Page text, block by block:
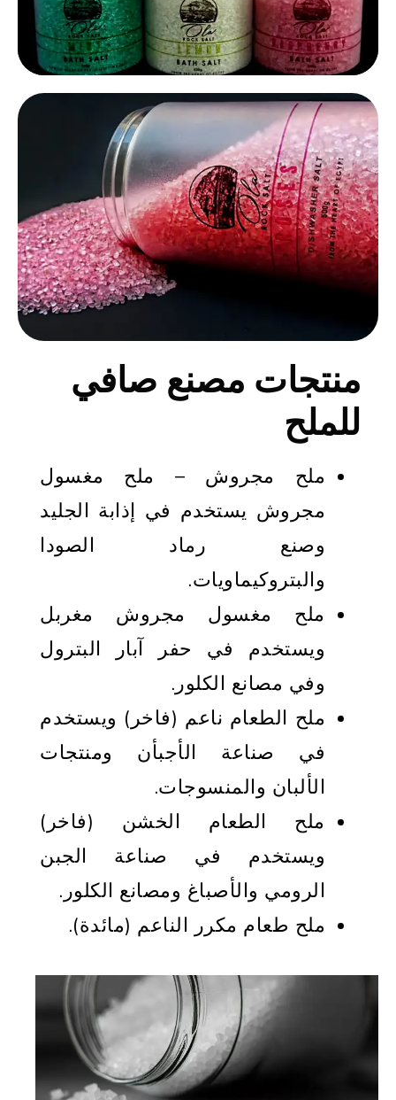
منتجات مصنع صافي
للملح
ملح مجروش – ملح مغسول
مجروش يستخدم في إذابة الجليد
وصنع رماد الصودا
والبتروكيماويات.
ملح مغسول مجروش مغربل
ويستخدم في حفر آبار البترول
وفي مصانع الكلور.
ملح الطعام ناعم (فاخر) ويستخدم
في صناعة الأجبأن ومنتجات
الألبان والمنسوجات.
ملح الطعام الخشن (فاخر)
ويستخدم في صناعة الجبن
الرومي والأصباغ ومصانع الكلور.
ملح طعام مكرر الناعم (مائدة).